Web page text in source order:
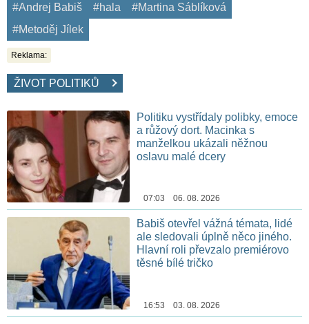
#Andrej Babiš #hala
#Martina Sáblíková
#Metoděj Jílek
Reklama:
ŽIVOT POLITIKŮ
Politiku vystřídaly polibky, emoce
a růžový dort. Macinka s
manželkou ukázali něžnou
oslavu malé dcery
07:03 06. 08. 2026
Babiš otevřel vážná témata, lidé
ale sledovali úplně něco jiného.
Hlavní roli převzalo premiérovo
těsné bílé tričko
16:53 03. 08. 2026